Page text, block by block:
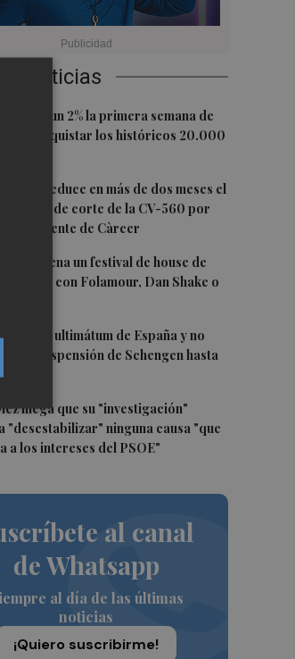
Noticias
35 sube un 2% la primera semana de
conquistar los históricos 20.000
reduce en más de dos meses el
previsto de corte de la CV-560 por
del puente de Càrcer
estrena un festival de house de
10 horas con Folamour, Dan Shake o
el ultimátum de España y no
la suspensión de Schengen hasta
niega que su "investigación"
"desestabilizar" ninguna causa "que
a los intereses del PSOE"
al canal
de Whatsapp
al día de las últimas
noticias
¡Quiero suscribirme!